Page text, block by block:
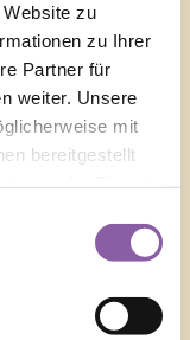
zu
zu Ihrer
Partner für
weiter. Unsere
mit
bereitgestellt